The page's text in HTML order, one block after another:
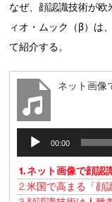
なぜ、顔認識技術が欧
ィオ・ムック（β）は
て紹介する。
i
o
00:00
1.ネット画像で顔認識
2.米国で高まる「顔認識